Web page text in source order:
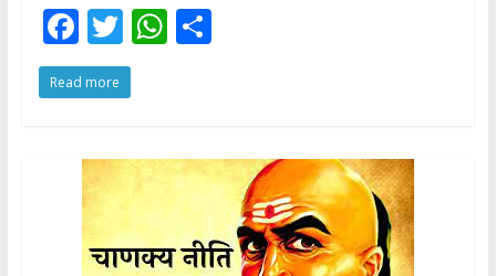
F
ac
e
o
o
k
T
w
itt
W
A
p
p
S
Read more